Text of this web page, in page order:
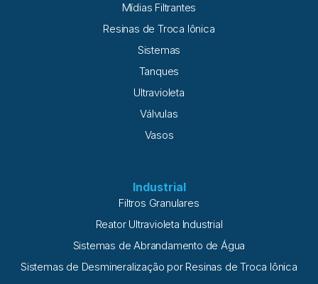
Mídias Filtrantes
Resinas de Troca Iônica
Sistemas
Tanques
Ultravioleta
Válvulas
Vasos
Industrial
Filtros Granulares
Reator Ultravioleta Industrial
Sistemas de Abrandamento de Água
Sistemas de Desmineralização por Resinas de Troca Iônica